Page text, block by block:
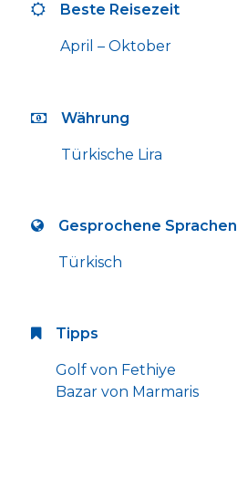
Beste Reisezeit
April – Oktober
Währung
Türkische Lira
Gesprochene Sprachen
Türkisch
Tipps
Golf von Fethiye
Bazar von Marmaris